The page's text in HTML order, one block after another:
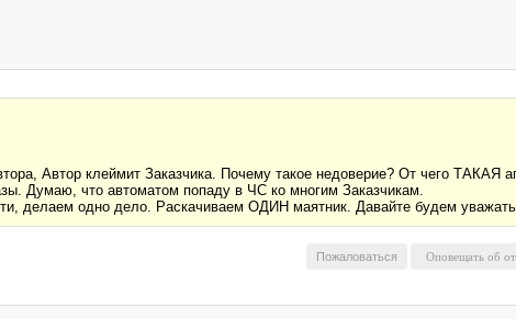
Автор клеймит Заказчика. Почему такое недоверие? От чего ТАКАЯ
Думаю, что автоматом попаду в ЧС ко многим Заказчикам.
делаем одно дело. Раскачиваем ОДИН маятник. Давайте будем уважать
Пожаловаться